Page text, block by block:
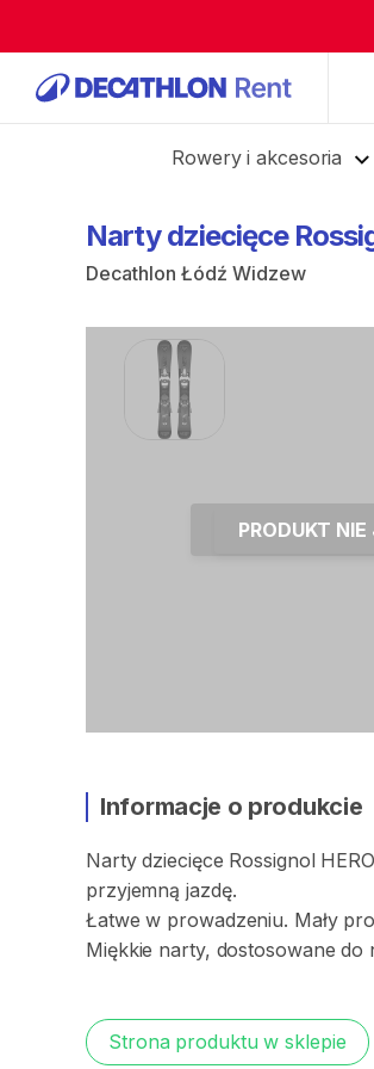
Rowery i akcesoria
Narty dziecięce
Decathlon Łódź Widzew
PRODUKT
Informacje o produkcie
Narty dziecięce Rossignol HERO
przyjemną jazdę.
Łatwe w prowadzeniu. Mały
Miękkie narty​,​ dostosowane do
Strona produktu w sklepie